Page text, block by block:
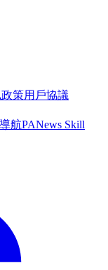
策用戶協議
航PANews Skill